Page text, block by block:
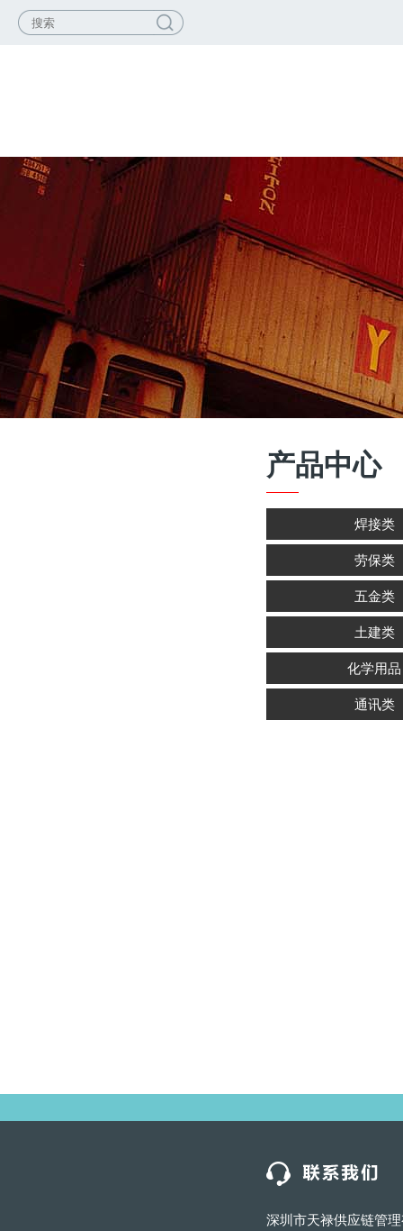
产品中心
焊接类
劳保类
五金类
土建类
化学用品
通讯类
深圳市天禄供应链管